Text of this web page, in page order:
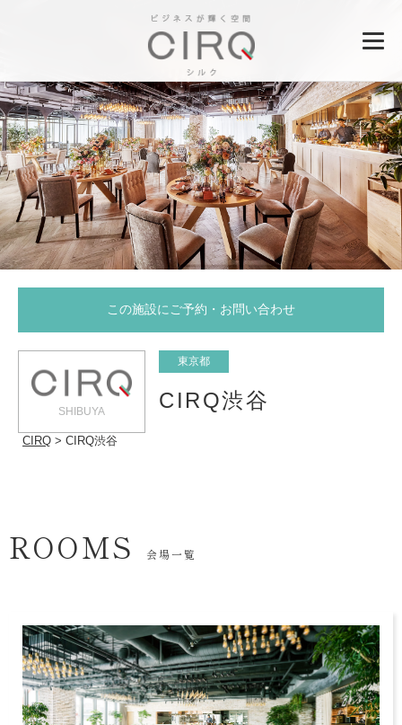
この施設にご予約・お問い合わせ
SHIBUYA
東京都
CIRQ渋谷
CIRQ CIRQ渋谷
ROOMS 会場一覧